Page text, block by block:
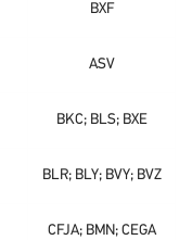
BXF
ASV
BKC; BLS; BXE
BLR; BLY; BVY; BVZ
CFJA; BMN; CEGA